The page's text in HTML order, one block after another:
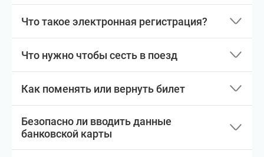
Что такое электронная регистрация?
Что нужно чтобы сесть в поезд
Как поменять или вернуть билет
Безопасно ли вводить данные
банковской карты